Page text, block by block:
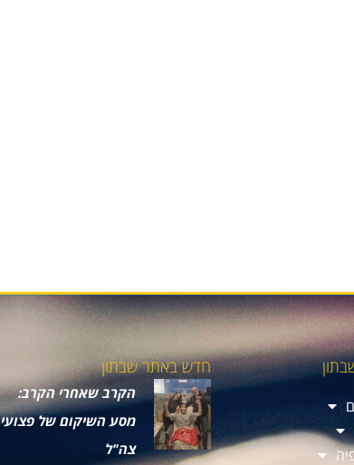
חדש באתר שבתון
הקרב שאחרי הקרב:
מסע השיקום של פצועי
צה"ל